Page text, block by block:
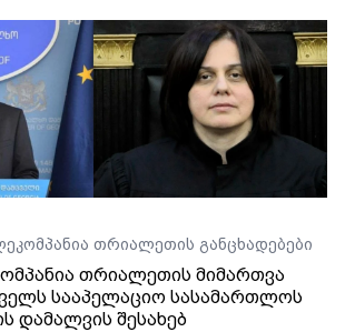
თრიალეთის განცხადებები
თრიალეთის მიმართვა
სააპელაციო სასამართლოს
დამალვის შესახებ